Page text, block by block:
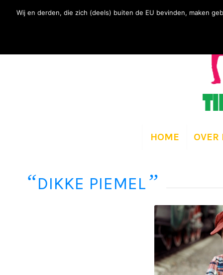
HOME OVER
“DIKKE PIEMEL ”
Wij en derden, die zich (deels) buiten de EU bevinden, maken